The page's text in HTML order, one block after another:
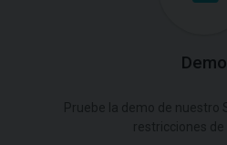
Demo